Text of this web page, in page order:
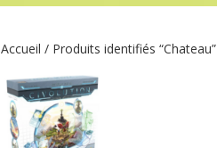
Accueil / Produits identifiés “Chateau”